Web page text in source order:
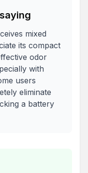
mixed
its compact
odor
with
users
eliminate
a battery